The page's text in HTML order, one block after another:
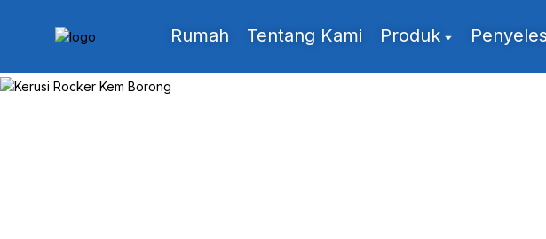
Rumah Tentang Kami Produk